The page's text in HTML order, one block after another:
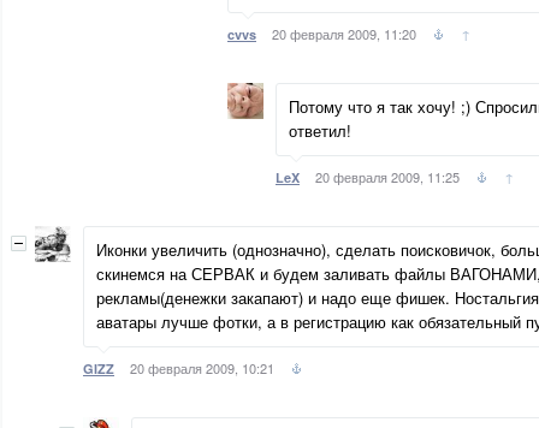
cvvs 20 февраля 2009, 11:20 ↑
Потому что я так хочу! ;)
ответил!
LeX 20 февраля 2009, 11:25 ↑
Иконки увеличить (однозначно), сделать поисковичок,
скинемся на СЕРВАК и будем заливать файлы ВАГОНАМИ,
рекламы(денежки закапают) и надо еще фишек.
аватары лучше фотки, а в регистрацию как обязательный
GIZZ 20 февраля 2009, 10:21